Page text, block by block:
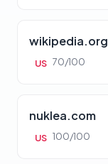
wikipedia.org
US 70/100
nuklea.com
US 100/100